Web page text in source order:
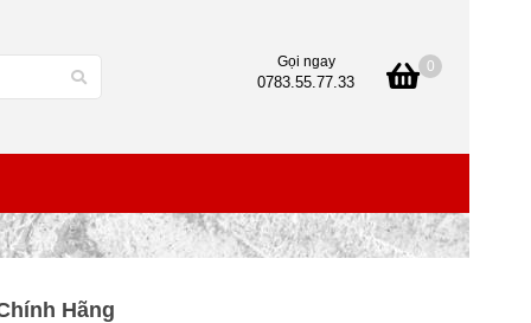
Gọi ngay
0783.55.77.33
0
Hãng